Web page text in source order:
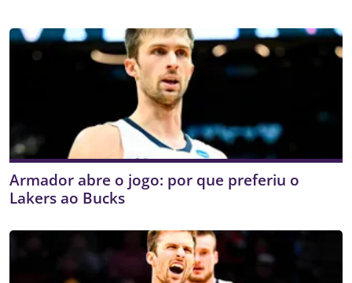
Armador abre o jogo: por que preferiu o
Lakers ao Bucks